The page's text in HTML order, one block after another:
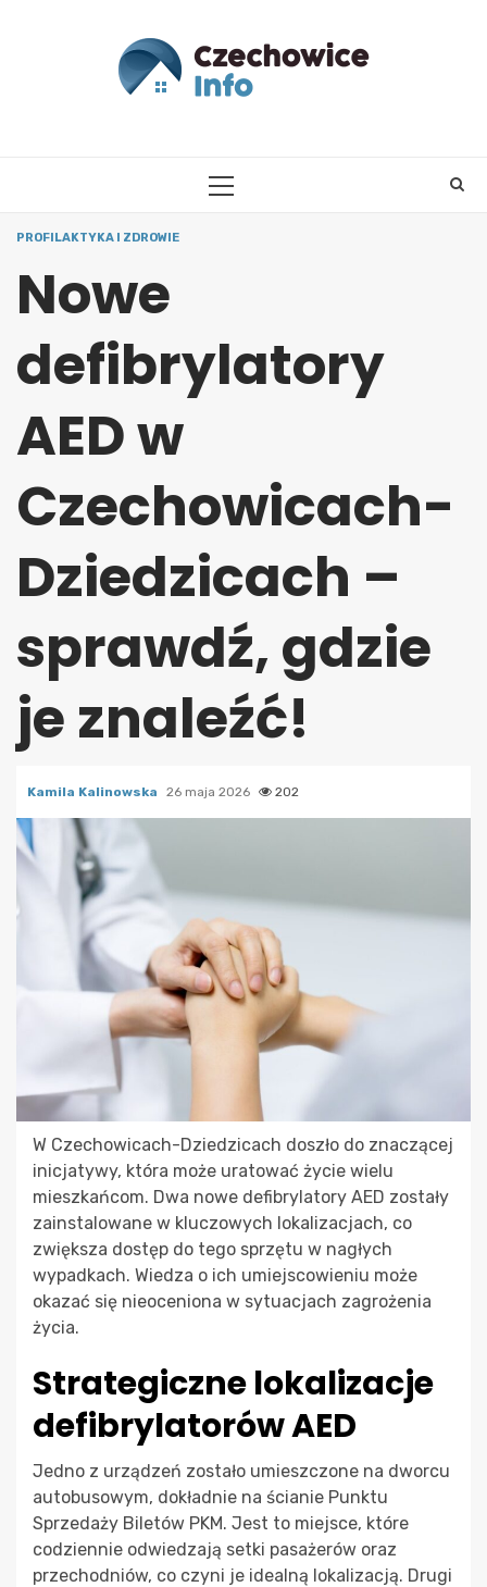
PRIMARY
PROFILAKTYKA I ZDROWIE
Nowe
defibrylatory
AED w
Czechowicach-
Dziedzicach –
sprawdź, gdzie
je znaleźć!
Kamila Kalinowska 26 maja 2026 202
W Czechowicach-Dziedzicach doszło do znaczącej
inicjatywy, która może uratować życie wielu
mieszkańcom. Dwa nowe defibrylatory AED zostały
zainstalowane w kluczowych lokalizacjach, co
zwiększa dostęp do tego sprzętu w nagłych
wypadkach. Wiedza o ich umiejscowieniu może
okazać się nieoceniona w sytuacjach zagrożenia
życia.
Strategiczne lokalizacje
defibrylatorów AED
Jedno z urządzeń zostało umieszczone na dworcu
autobusowym, dokładnie na ścianie Punktu
Sprzedaży Biletów PKM. Jest to miejsce, które
codziennie odwiedzają setki pasażerów oraz
przechodniów, co czyni je idealną lokalizacją. Drugi